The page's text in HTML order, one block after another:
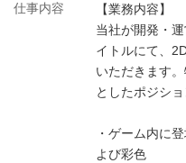
仕事内容
【業務内容】
当社が開発・
イトルにて、
いただきます
としたポジショ
・ゲーム内に
よび彩色